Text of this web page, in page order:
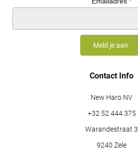
Contact Info
New Haro NV
+32 52 444 375
Warandestraat 3
9240 Zele